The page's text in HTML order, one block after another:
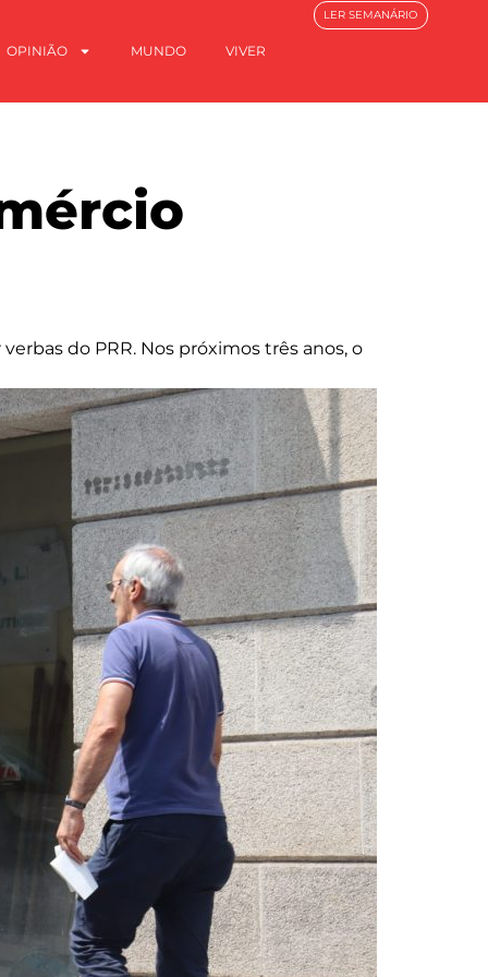
OPINIÃO MUNDO VIVER
LER SEMANÁRIO
do PRR. Nos próximos três anos, o